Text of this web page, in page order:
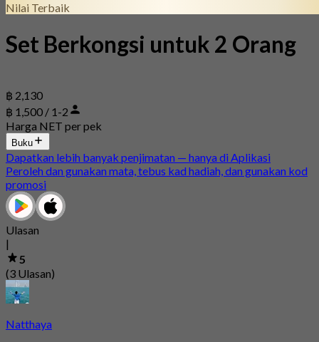
Nilai Terbaik
Set Berkongsi untuk 2 Orang
฿ 2,130
฿ 1,500 / 1-2
Harga NET per pek
Buku
Dapatkan lebih banyak penjimatan — hanya di Aplikasi
Peroleh dan gunakan mata, tebus kad hadiah, dan gunakan kod
promosi
Ulasan
|
5
(3 Ulasan)
Natthaya